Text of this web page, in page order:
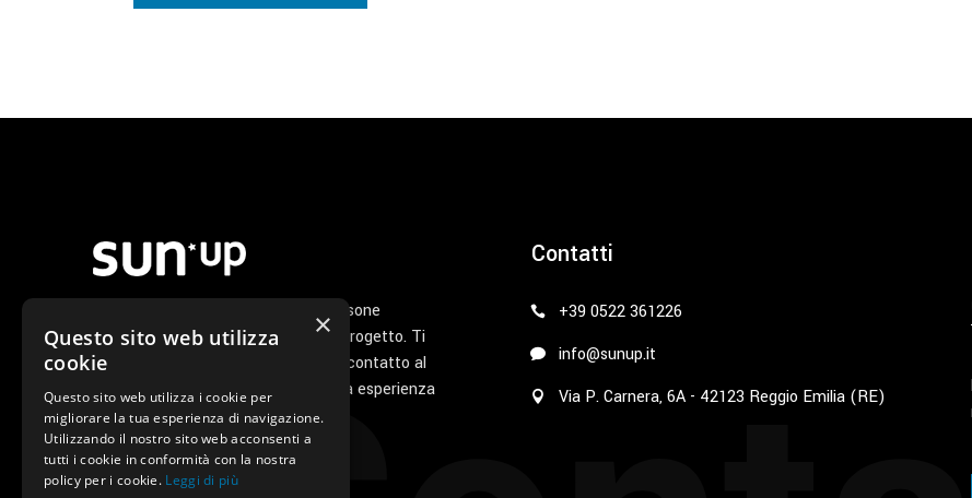
Noi di Sunup siamo un gruppo di persone
appassionate che ha a cuore il tuo progetto. Ti
seguiamo personalmente dal primo contatto al
servizio di post vendita perché la tua esperienza
con noi sia unica e speciale.
Contatti
+39 0522 361226
info@sunup.it
Via P. Carnera, 6A - 42123 Reggio Emilia (RE)
×
Questo sito web utilizza
cookie
Questo sito web utilizza i cookie per
migliorare la tua esperienza di navigazione.
Utilizzando il nostro sito web acconsenti a
tutti i cookie in conformità con la nostra
policy per i cookie. Leggi di più